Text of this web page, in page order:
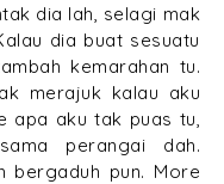
dia lah, selagi mak
dia buat sesuatu
kemarahan tu.
merajuk kalau aku
apa aku tak puas tu,
perangai dah.
bergaduh pun. More